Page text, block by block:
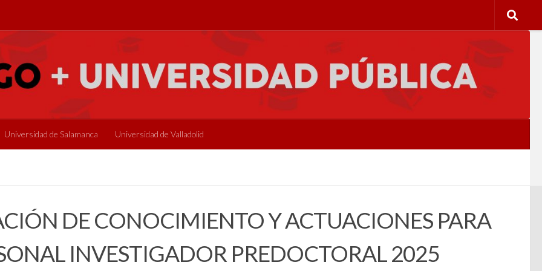
Universidad de Salamanca Universidad de Valladolid
DE CONOCIMIENTO Y ACTUACIONES PARA
INVESTIGADOR PREDOCTORAL 2025